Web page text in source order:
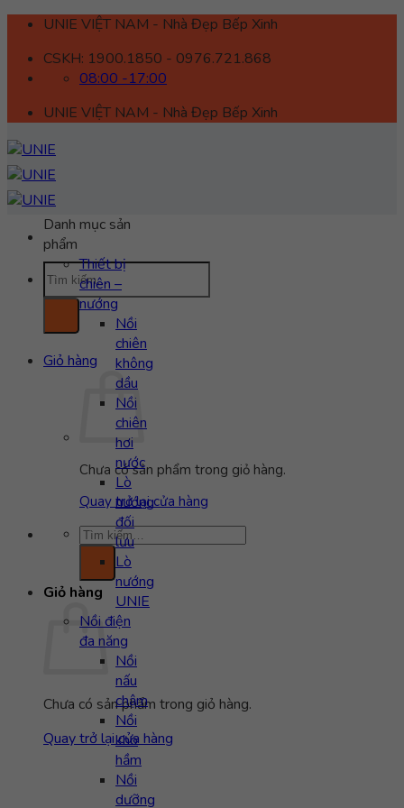
Skip
content
UNIE VIỆT NAM - Nhà Đẹp Bếp Xinh
CSKH: 1900.1850 - 0976.721.868
08:00 -17:00
UNIE VIỆT NAM - Nhà Đẹp Bếp Xinh
Tìm
kiếm:
Giỏ hàng
Chưa có sản phẩm trong giỏ hàng.
Quay trở lại cửa hàng
Tìm
kiếm:
Giỏ hàng
Chưa có sản phẩm trong giỏ hàng.
Quay trở lại cửa hàng
Danh mục sản
phẩm
Thiết bị
chiên –
nướng
Nồi
chiên
không
dầu
Nồi
chiên
hơi
nước
Lò
nướng
đối
lưu
Lò
nướng
UNIE
Nồi điện
đa năng
Nồi
nấu
chậm
Nồi
kho
hầm
Nồi
dưỡng